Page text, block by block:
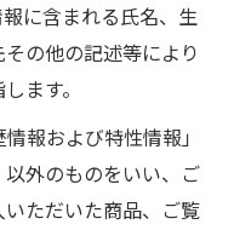
に含まれる氏名、生
の他の記述等により
ます。
報および特性情報」
外のものをいい、ご
ただいた商品、ご覧